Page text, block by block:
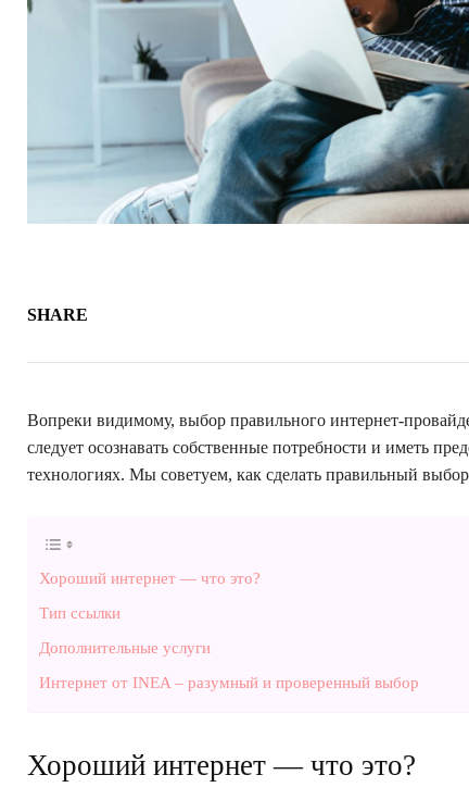
SHARE
Вопреки видимому, выбор правильного интернет-
следует осознавать собственные потребности и иметь
технологиях. Мы советуем, как сделать правильный
Хороший интернет — что это?
Тип ссылки
Дополнительные услуги
Интернет от INEA – разумный и проверенный выбор
Хороший интернет — что это?